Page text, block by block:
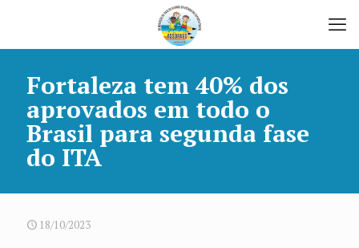
Fortaleza tem 40% dos
aprovados em todo o
Brasil para segunda fase
do ITA
18/10/2023